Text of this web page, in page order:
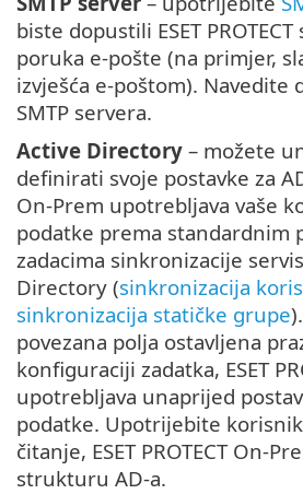
biste dopustili ESET
poruka e-pošte (na primjer,
izvješća e-poštom). Navedite
SMTP servera.
Active Directory – možete
definirati svoje postavke za
On-Prem upotrebljava vaše
podatke prema standardnim
zadacima sinkronizacije
Directory (sinkronizacija
sinkronizacija statičke grupe
povezana polja ostavljena
konfiguraciji zadatka, ESET
upotrebljava unaprijed
podatke. Upotrijebite
čitanje, ESET PROTECT On-
strukturu AD-a.